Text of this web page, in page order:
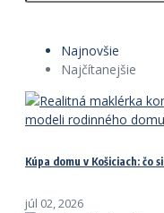
Najnovšie
Najčítanejšie
Kúpa domu v Košiciach: čo
júl 02, 2026